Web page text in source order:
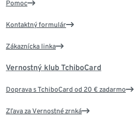
Pomoc
Kontaktný formulár
Zákaznícka linka
Vernostný klub TchiboCard
Doprava s TchiboCard od 20 € zadarmo
Zľava za Vernostné zrnká